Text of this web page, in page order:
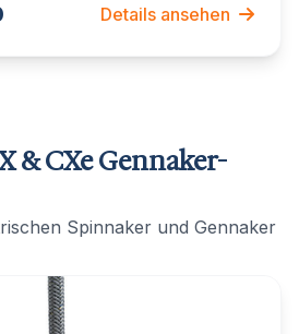
Details ansehen
& CXe Gennaker-
Spinnaker und Gennaker